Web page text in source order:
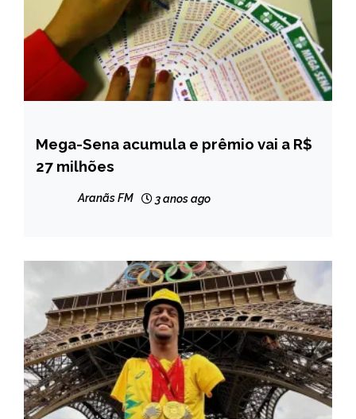
BRASIL
NOTÍCIAS
Mega-Sena acumula e prêmio vai a R$
27 milhões
Aranãs FM 3 anos ago